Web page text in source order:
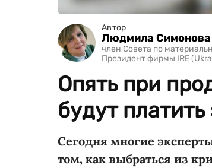
Автор
Людмила Симонова
член Совета по
Президент фирмы IRE
Опять при
будут платить
Сегодня многие
том, как выбраться из